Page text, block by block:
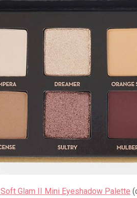
Glam II Mini Eyeshadow Palette